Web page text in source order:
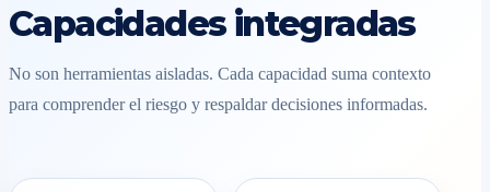
Capacidades integradas
No son herramientas aisladas. Cada capacidad suma contexto
para comprender el riesgo y respaldar decisiones informadas.